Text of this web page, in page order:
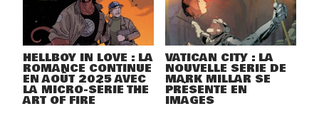
HELLBOY IN LOVE : LA
ROMANCE CONTINUE
EN AOÛT 2025 AVEC
LA MICRO-SÉRIE THE
ART OF FIRE
VATICAN CITY : LA
NOUVELLE SÉRIE DE
MARK MILLAR SE
PRÉSENTE EN
IMAGES